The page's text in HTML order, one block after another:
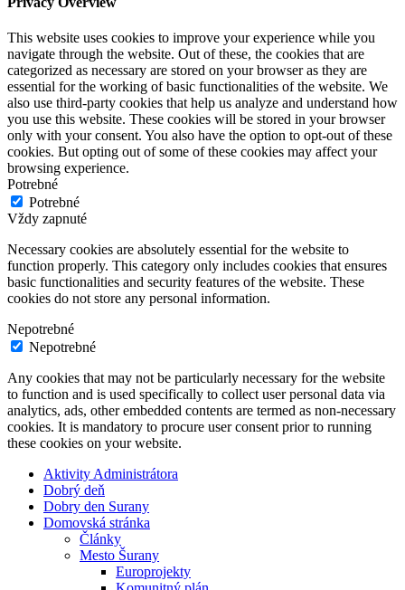
This website uses cookies to improve your experience while you
navigate through the website. Out of these, the cookies that are
categorized as necessary are stored on your browser as they are
essential for the working of basic functionalities of the website. We
also use third-party cookies that help us analyze and understand how
you use this website. These cookies will be stored in your browser
only with your consent. You also have the option to opt-out of these
cookies. But opting out of some of these cookies may affect your
browsing experience.
Potrebné
Potrebné
Vždy zapnuté
Necessary cookies are absolutely essential for the website to
function properly. This category only includes cookies that ensures
basic functionalities and security features of the website. These
cookies do not store any personal information.
Nepotrebné
Nepotrebné
Any cookies that may not be particularly necessary for the website
to function and is used specifically to collect user personal data via
analytics, ads, other embedded contents are termed as non-necessary
cookies. It is mandatory to procure user consent prior to running
these cookies on your website.
Aktivity Administrátora
Dobrý deň
Dobry den Surany
Domovská stránka
Články
Mesto Šurany
Europrojekty